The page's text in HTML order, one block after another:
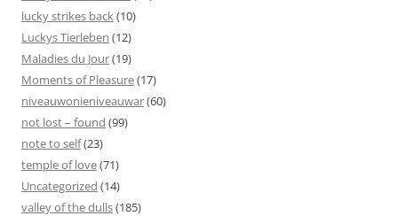
lucky strikes back(10)
Luckys Tierleben (12)
Maladies du Jour(19)
Moments of Pleasure(17)
niveauwonieniveauwar(60)
not lost – found (99)
note to self(23)
temple of love(71)
Uncategorized (14)
valley of the dulls(185)